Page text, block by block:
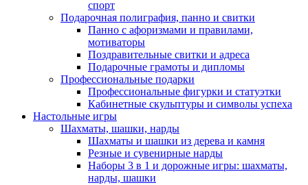
спорт
Подарочная полиграфия, панно и свитки
Панно с афоризмами и правилами,
мотиваторы
Поздравительные свитки и адреса
Подарочные грамоты и дипломы
Профессиональные подарки
Профессиональные фигурки и статуэтки
Кабинетные скульптуры и символы успеха
Настольные игры
Шахматы, шашки, нарды
Шахматы и шашки из дерева и камня
Резные и сувенирные нарды
Наборы 3 в 1 и дорожные игры: шахматы,
нарды, шашки